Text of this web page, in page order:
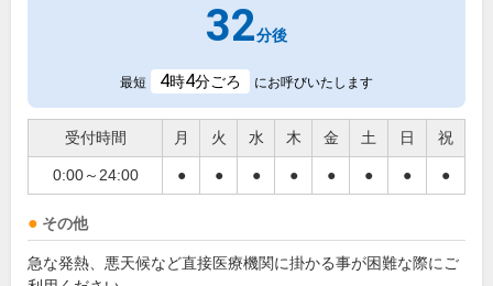
32分後
最短 4時4分ごろ にお呼びいたします
受付時間 月 火 水 木 金 土 日 祝
0:00～24:00 ● ● ● ● ● ● ● ●
その他
急な発熱、悪天候など直接医療機関に掛かる事が困難な際にご